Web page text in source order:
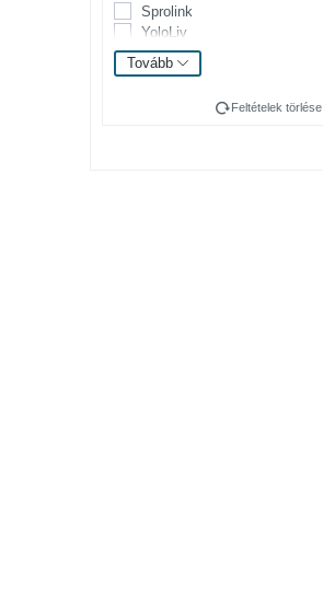
Sprolink
YoloLiv
Tovább
Feltételek törlése